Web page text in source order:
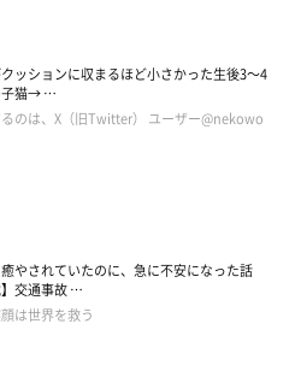
迎え当初、撮影した写真を見る
りましたが、『子猫はすぐに決ま
んのことが気になったのです。熟
ました」
いた方の話によると、大型台風が
のために助けを求めるニーナさん
した」
ッションに収まるほど小さかった生後3～4
子猫→ …
のは、X（旧Twitter） ユーザー@nekowo
やされていたのに、急に不安になった話
】交通事故 …
は世界を救う